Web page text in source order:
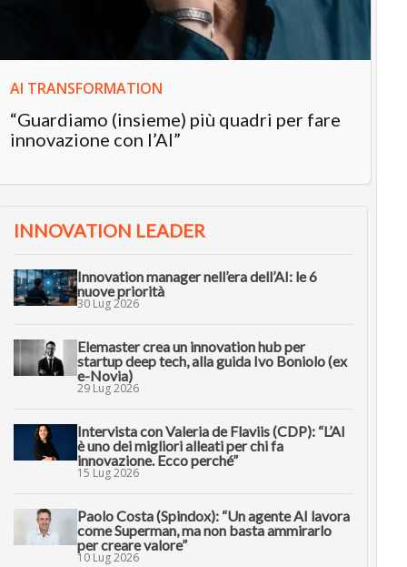
AI TRANSFORMATION
“Guardiamo (insieme) più quadri per fare
innovazione con l’AI”
INNOVATION LEADER
Innovation manager nell’era dell’AI: le 6
nuove priorità
30 Lug 2026
Elemaster crea un innovation hub per
startup deep tech, alla guida Ivo Boniolo (ex
e-Novia)
29 Lug 2026
Intervista con Valeria de Flaviis (CDP): “L’AI
è uno dei migliori alleati per chi fa
innovazione. Ecco perché”
15 Lug 2026
Paolo Costa (Spindox): “Un agente AI lavora
come Superman, ma non basta ammirarlo
per creare valore”
10 Lug 2026